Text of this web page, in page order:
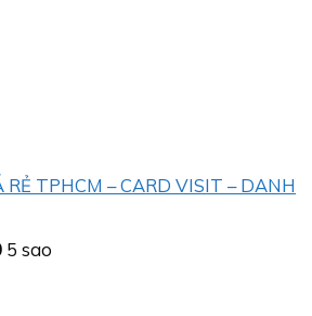
RẺ TPHCM – CARD VISIT – DANH
5 sao